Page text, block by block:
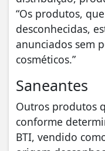
“Os produtos,
desconhecidas,
anunciados sem
cosméticos.”
Saneantes
Outros produtos
conforme
BTI, vendido